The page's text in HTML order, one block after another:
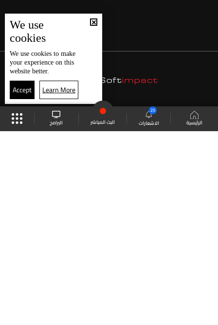
الرئيسية الاشعارات
25
البث المباشر البرامج
We use
cookies
We use cookies to make
your experience on this
website better.
Accept Learn More
موقع البرامج الجدول البث المباشر